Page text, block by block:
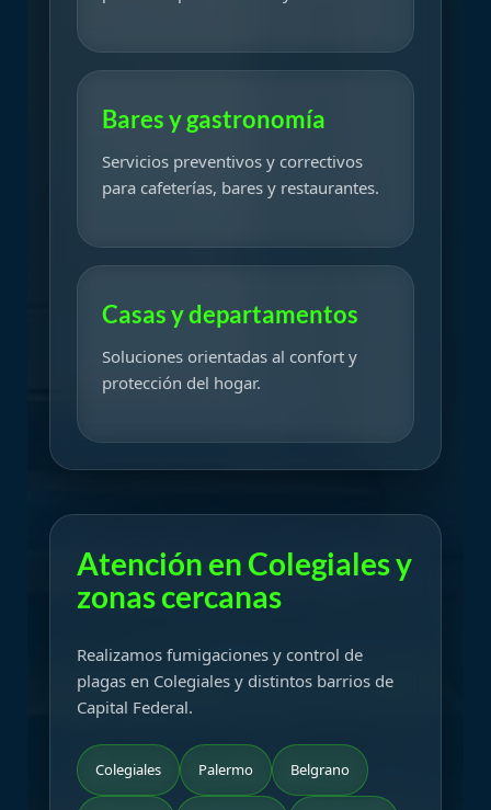
Bares y gastronomía
Servicios preventivos y correctivos
para cafeterías, bares y restaurantes.
Casas y departamentos
Soluciones orientadas al confort y
protección del hogar.
Atención en Colegiales y
zonas cercanas
Realizamos fumigaciones y control de
plagas en Colegiales y distintos barrios de
Capital Federal.
Colegiales Palermo Belgrano